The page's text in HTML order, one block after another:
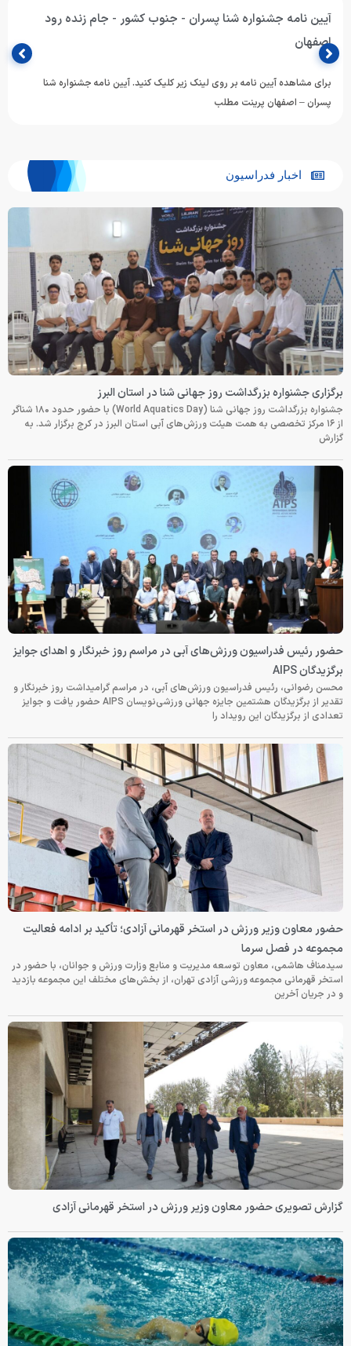
آیین نامه جشنواره شنا پسران - جنوب کشور - جام زنده رود
اصفهان
برای مشاهده آیین نامه بر روی لینک زیر کلیک کنید. آیین نامه جشنواره شنا
پسران – اصفهان پرینت مطلب
اخبار فدراسیون
برگزاری جشنواره بزرگداشت روز جهانی شنا در استان البرز
جشنواره بزرگداشت روز جهانی شنا (World Aquatics Day) با حضور حدود ۱۸۰ شناگر
از ۱۶ مرکز تخصصی به همت هیئت ورزش‌های آبی استان البرز در کرج برگزار شد. به
گزارش
حضور رئیس فدراسیون ورزش‌های آبی در مراسم روز خبرنگار و اهدای جوایز
برگزیدگان AIPS
محسن رضوانی، رئیس فدراسیون ورزش‌های آبی، در مراسم گرامیداشت روز خبرنگار و
تقدیر از برگزیدگان هشتمین جایزه جهانی ورزشی‌نویسان AIPS حضور یافت و جوایز
تعدادی از برگزیدگان این رویداد را
حضور معاون وزیر ورزش در استخر قهرمانی آزادی؛ تأکید بر ادامه فعالیت
مجموعه در فصل سرما
سیدمناف هاشمی، معاون توسعه مدیریت و منابع وزارت ورزش و جوانان، با حضور در
استخر قهرمانی مجموعه ورزشی آزادی تهران، از بخش‌های مختلف این مجموعه بازدید
و در جریان آخرین
گزارش تصویری حضور معاون وزیر ورزش در استخر قهرمانی آزادی